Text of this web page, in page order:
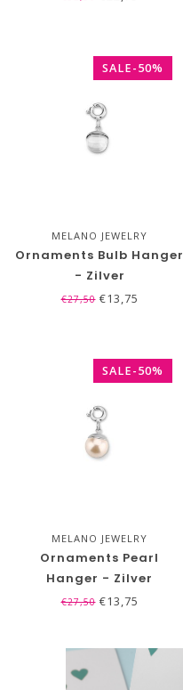
SALE-50%
MELANO JEWELRY
Ornaments Bulb Hanger
- Zilver
€27,50€13,75
SALE-50%
MELANO JEWELRY
Ornaments Pearl
Hanger - Zilver
€27,50€13,75